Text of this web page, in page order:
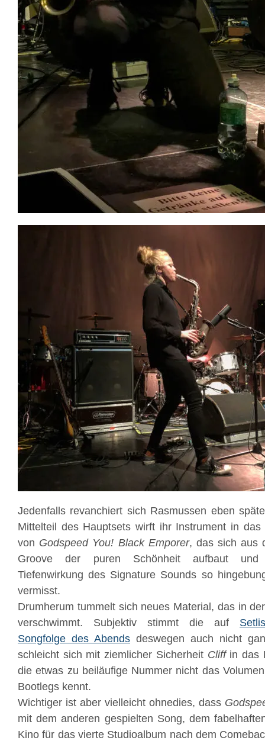
Jedenfalls revanchiert sich Rasmussen eben
Mittelteil des Hauptsets wirft ihr Instrument in das
von Godspeed You! Black Emporer, das sich aus
Groove der puren Schönheit aufbaut und
Tiefenwirkung des Signature Sounds so
vermisst.
Drumherum tummelt sich neues Material, das in
verschwimmt. Subjektiv stimmt die auf
Songfolge des Abends deswegen auch nicht
schleicht sich mit ziemlicher Sicherheit Cliffin das
die etwas zu beiläufige Nummer nicht das
Bootlegs kennt.
Wichtiger ist aber vielleicht ohnedies, dass
mit dem anderen gespielten Song, dem
Kino für das vierte Studioalbum nach dem